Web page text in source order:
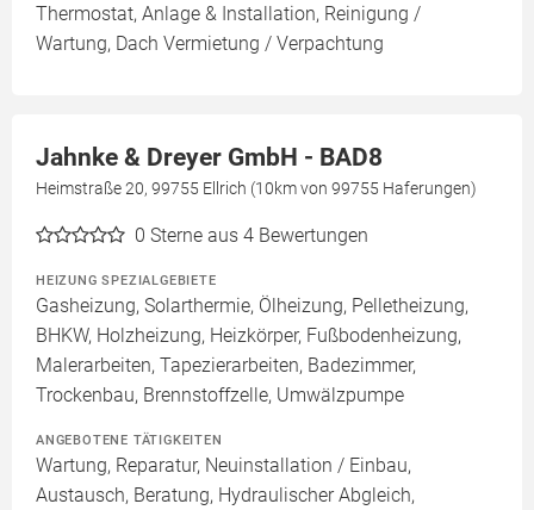
Thermostat, Anlage & Installation, Reinigung /
Wartung, Dach Vermietung / Verpachtung
Jahnke & Dreyer GmbH - BAD8
Heimstraße 20, 99755 Ellrich (10km von 99755 Haferungen)
0 Sterne aus 4 Bewertungen
HEIZUNG SPEZIALGEBIETE
Gasheizung, Solarthermie, Ölheizung, Pelletheizung,
BHKW, Holzheizung, Heizkörper, Fußbodenheizung,
Malerarbeiten, Tapezierarbeiten, Badezimmer,
Trockenbau, Brennstoffzelle, Umwälzpumpe
ANGEBOTENE TÄTIGKEITEN
Wartung, Reparatur, Neuinstallation / Einbau,
Austausch, Beratung, Hydraulischer Abgleich,